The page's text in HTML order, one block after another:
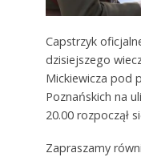
Capstrzyk
dzisiejszego
Mickiewicza pod
Poznańskich na
20.00 rozpoczął
Zapraszamy